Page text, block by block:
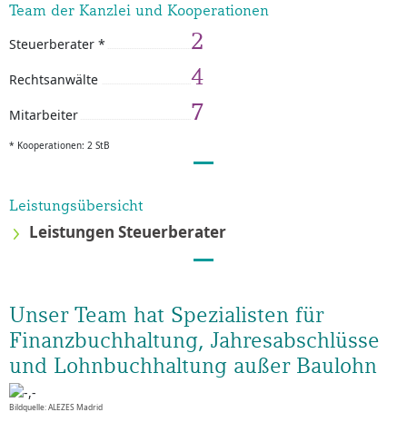
Team der Kanzlei und Kooperationen
Steuerberater * 2
Rechtsanwälte 4
Mitarbeiter 7
* Kooperationen: 2 StB
Leistungsübersicht
Leistungen Steuerberater
Unser Team hat Spezialisten für
Finanzbuchhaltung, Jahresabschlüsse
und Lohnbuchhaltung außer Baulohn
Bildquelle: ALEZES Madrid